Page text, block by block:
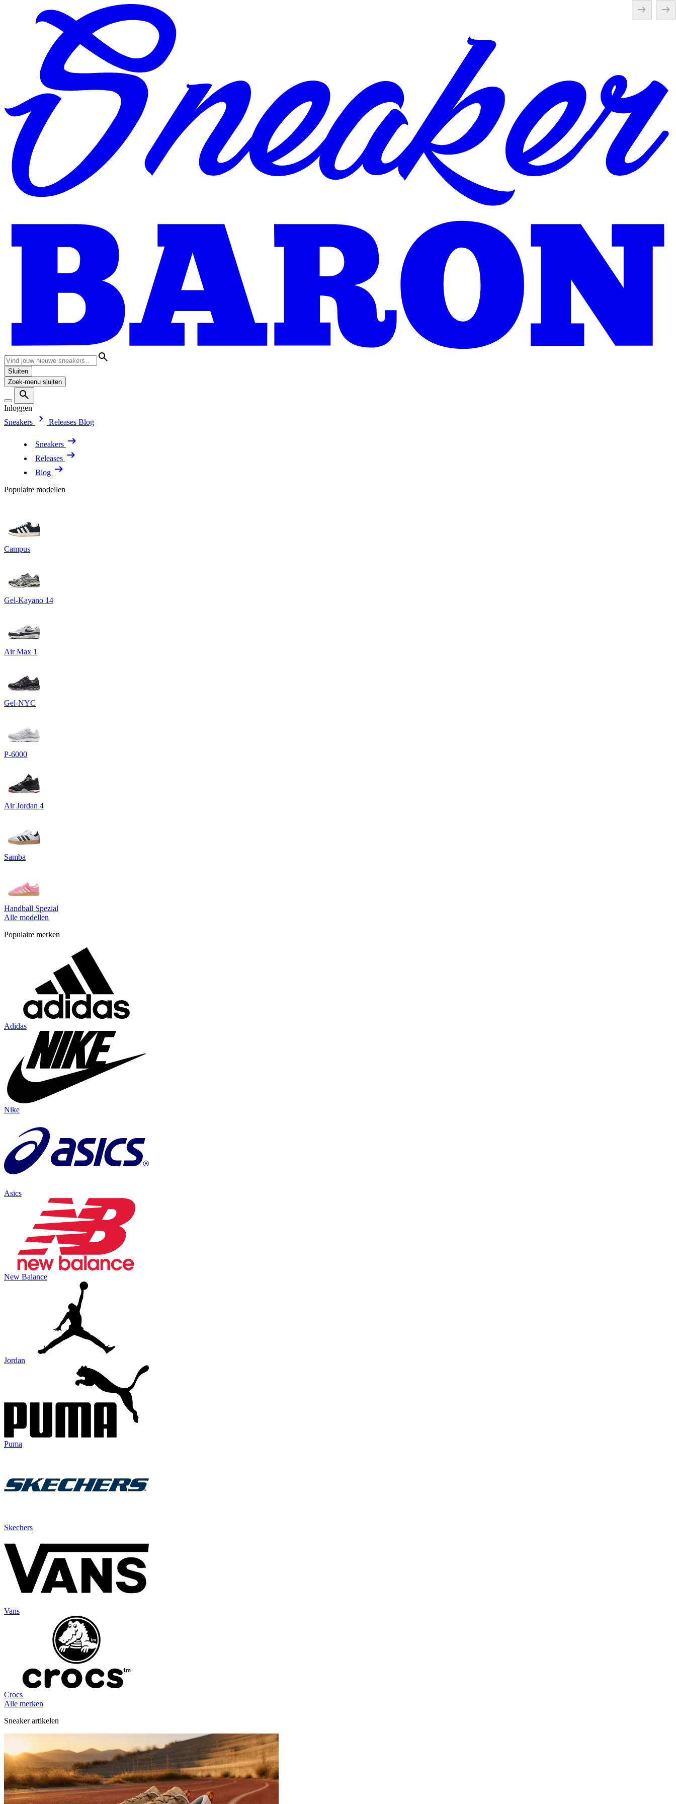
Sluiten
Zoek-menu sluiten
Inloggen
Sneakers
Releases Blog
Sneakers
Releases
Blog
Populaire modellen
Campus
Gel-Kayano 14
Air Max 1
Gel-NYC
P-6000
Air Jordan 4
Samba
Handball Spezial
Alle modellen
Populaire merken
Adidas
Nike
Asics
New Balance
Jordan
Puma
Skechers
Vans
Crocs
Alle merken
Sneaker artikelen